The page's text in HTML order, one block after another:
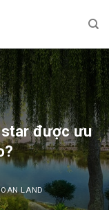
được ưu
LAND